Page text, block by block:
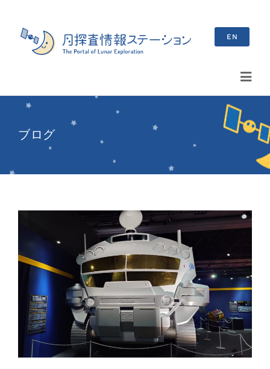
content
EN
…
ブログ
総合案内
月を知ろう
ブログ